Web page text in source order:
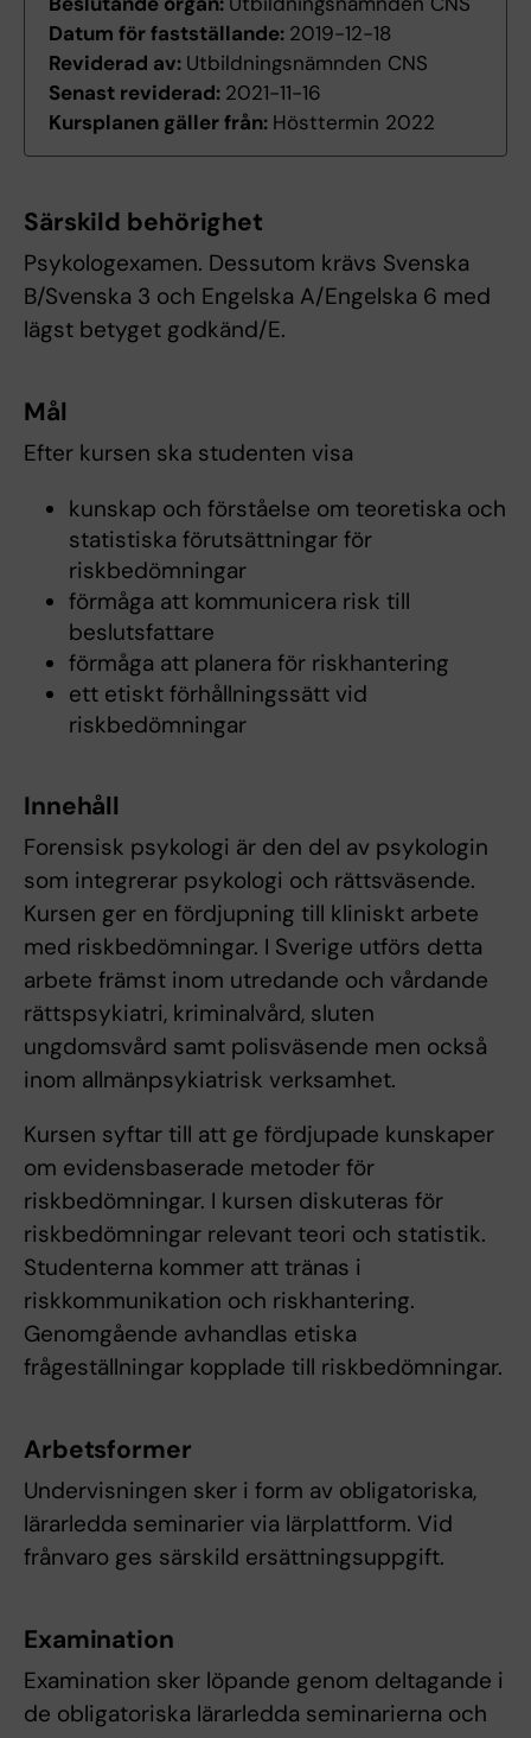
Datum för fastställande: 2019-12-18
Reviderad av: Utbildningsnämnden CNS
Senast reviderad: 2021-11-16
Kursplanen gäller från: Hösttermin 2022
Särskild behörighet
Psykologexamen. Dessutom krävs Svenska
B/Svenska 3 och Engelska A/Engelska 6 med
lägst betyget godkänd/E.
Mål
Efter kursen ska studenten visa
kunskap och förståelse om teoretiska och
statistiska förutsättningar för
riskbedömningar
förmåga att kommunicera risk till
beslutsfattare
förmåga att planera för riskhantering
ett etiskt förhållningssätt vid
riskbedömningar
Innehåll
Forensisk psykologi är den del av psykologin
som integrerar psykologi och rättsväsende.
Kursen ger en fördjupning till kliniskt arbete
med riskbedömningar. I Sverige utförs detta
arbete främst inom utredande och vårdande
rättspsykiatri, kriminalvård, sluten
ungdomsvård samt polisväsende men också
inom allmänpsykiatrisk verksamhet.
Kursen syftar till att ge fördjupade kunskaper
om evidensbaserade metoder för
riskbedömningar. I kursen diskuteras för
riskbedömningar relevant teori och statistik.
Studenterna kommer att tränas i
riskkommunikation och riskhantering.
Genomgående avhandlas etiska
frågeställningar kopplade till riskbedömningar.
Arbetsformer
Undervisningen sker i form av obligatoriska,
lärarledda seminarier via lärplattform. Vid
frånvaro ges särskild ersättningsuppgift.
Examination
Examination sker löpande genom deltagande i
de obligatoriska lärarledda seminarierna och